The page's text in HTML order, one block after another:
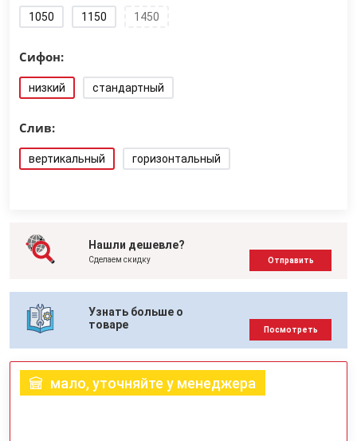
1050 1150 1450
Сифон:
низкий стандартный
Слив:
вертикальный горизонтальный
Нашли дешевле?
Сделаем скидку Отправить
Узнать больше о
товаре
Посмотреть
мало, уточняйте у менеджера